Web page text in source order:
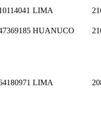
LIMA
HUANUCO
LIMA